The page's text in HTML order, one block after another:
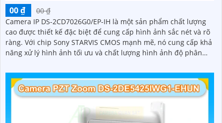
00 ₫
00 ₫
Camera IP DS-2CD7026G0/EP-IH là một sản phẩm chất lượng
cao được thiết kế đặc biệt để cung cấp hình ảnh sắc nét và rõ
ràng. Với chip Sony STARVIS CMOS mạnh mẽ, nó cung cấp khả
năng xử lý hình ảnh tối ưu và chất lượng hình ảnh độ phân